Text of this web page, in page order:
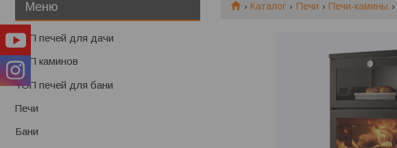
Каталог Печи Печи-камины
ТОП печей для дачи
ТОП каминов
ТОП печей для бани
Печи
Бани